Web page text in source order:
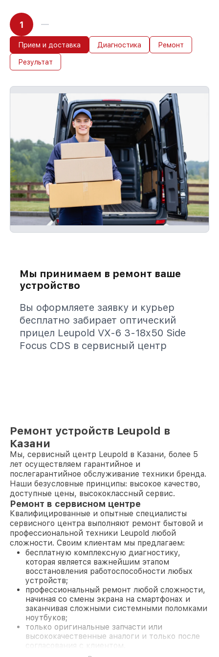
1
Прием и доставка Диагностика Ремонт
Результат
Мы принимаем в ремонт ваше
устройство
Вы оформляете заявку и курьер
бесплатно забирает оптический
прицел Leupold VX-6 3-18x50 Side
Focus CDS в сервисный центр
Ремонт устройств Leupold в
Казани
Мы, сервисный центр Leupold в Казани, более 5
лет осуществляем гарантийное и
послегарантийное обслуживание техники бренда.
Наши безусловные принципы: высокое качество,
доступные цены, высококлассный сервис.
Ремонт в сервисном центре
Квалифицированные и опытные специалисты
сервисного центра выполняют ремонт бытовой и
профессиональной техники Leupold любой
сложности. Своим клиентам мы предлагаем:
бесплатную комплексную диагностику,
которая является важнейшим этапом
восстановления работоспособности любых
устройств;
профессиональный ремонт любой сложности,
начиная со смены экрана на смартфонах и
заканчивая сложными системными поломками
ноутбуков;
только оригинальные запчасти или
высококачественные аналоги и только после
согласования с клиентом.
На все работы и замененные комплектующие